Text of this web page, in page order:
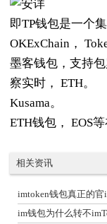
即TP钱包是一个
OKExChain，
墨客钱包，支持
察实时， ETH。
Kusama。
ETH钱包， EOS
相关资讯
imtoken钱包真正的
im钱包为什么转不